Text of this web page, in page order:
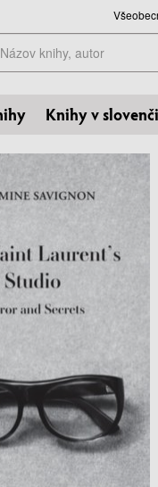
Knihy v